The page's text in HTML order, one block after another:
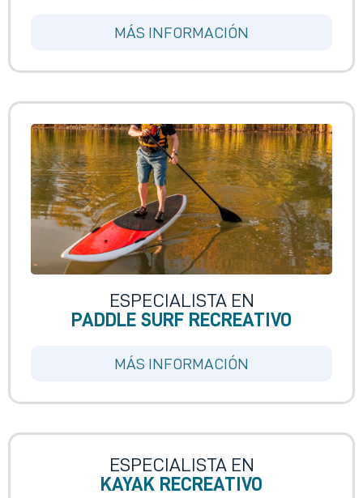
MÁS INFORMACIÓN
ESPECIALISTA EN
PADDLE SURF RECREATIVO
MÁS INFORMACIÓN
ESPECIALISTA EN
KAYAK RECREATIVO